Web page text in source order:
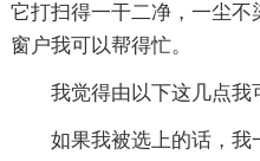
它打扫得一干二净，一尘
窗户我可以帮得忙。
我觉得由以下这几点我
如果我被选上的话，